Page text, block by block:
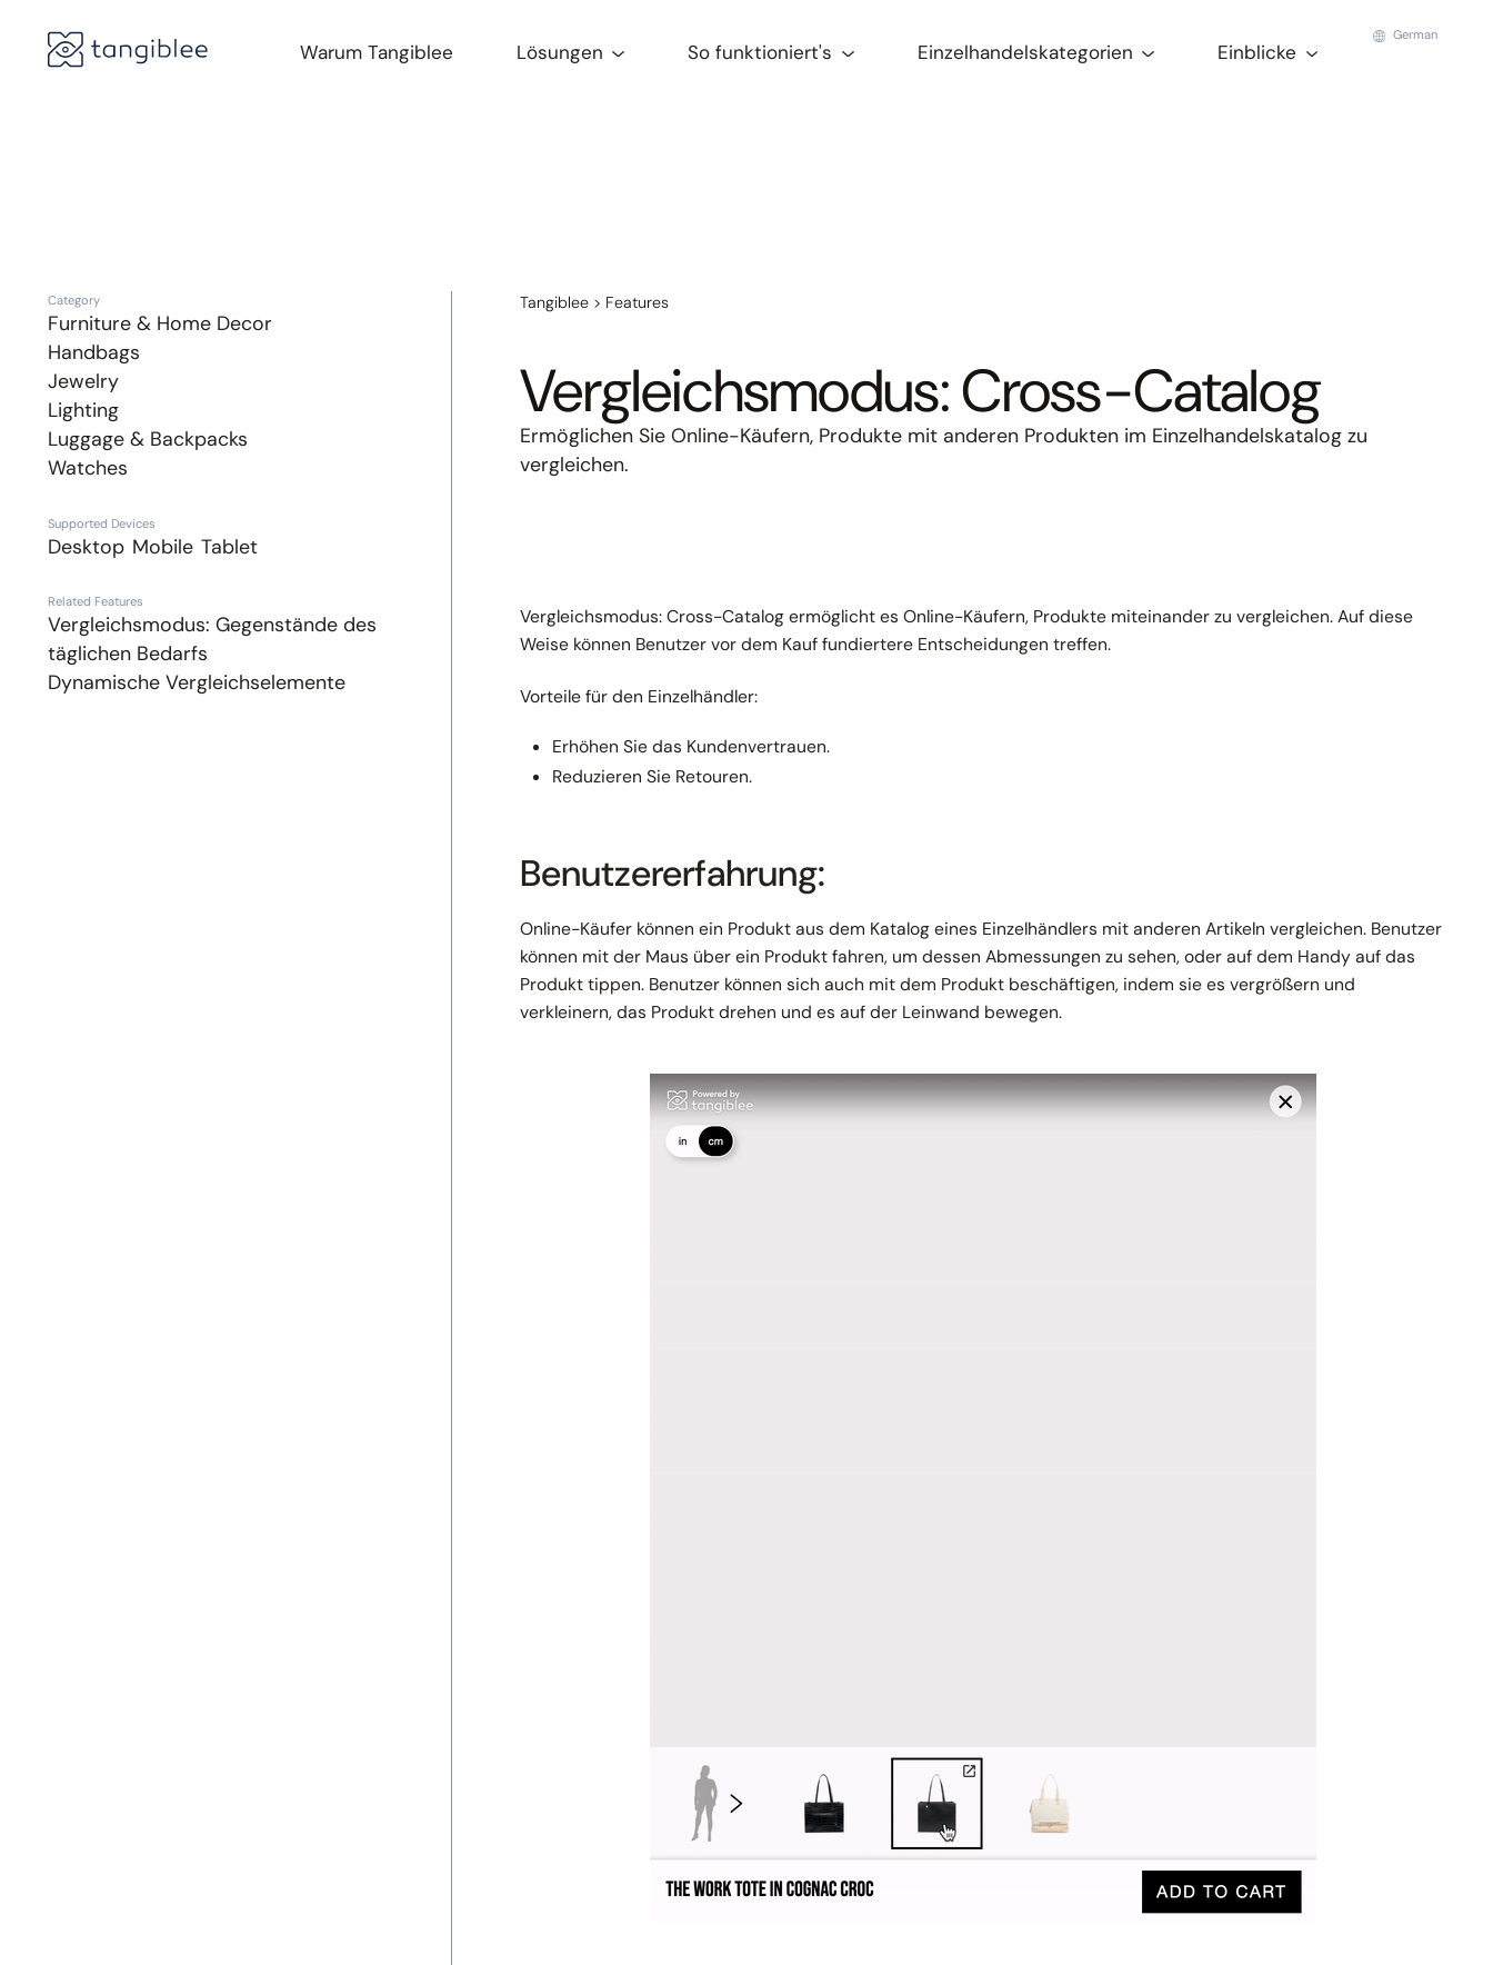
Warum Tangiblee Lösungen So funktioniert's Einzelhandelskategorien Einblicke
German
Category
Furniture & Home Decor
Handbags
Jewelry
Lighting
Luggage & Backpacks
Watches
Supported Devices
Desktop Mobile Tablet
Related Features
Vergleichsmodus: Gegenstände des
täglichen Bedarfs
Dynamische Vergleichselemente
Tangiblee > Features
Vergleichsmodus: Cross-Catalog
Ermöglichen Sie Online-Käufern, Produkte mit anderen Produkten im Einzelhandelskatalog zu
vergleichen.
Vergleichsmodus: Cross-Catalog ermöglicht es Online-Käufern, Produkte miteinander zu vergleichen. Auf diese
Weise können Benutzer vor dem Kauf fundiertere Entscheidungen treffen.
Vorteile für den Einzelhändler:
Erhöhen Sie das Kundenvertrauen.
Reduzieren Sie Retouren.
Benutzererfahrung:
Online-Käufer können ein Produkt aus dem Katalog eines Einzelhändlers mit anderen Artikeln vergleichen. Benutzer
können mit der Maus über ein Produkt fahren, um dessen Abmessungen zu sehen, oder auf dem Handy auf das
Produkt tippen. Benutzer können sich auch mit dem Produkt beschäftigen, indem sie es vergrößern und
verkleinern, das Produkt drehen und es auf der Leinwand bewegen.